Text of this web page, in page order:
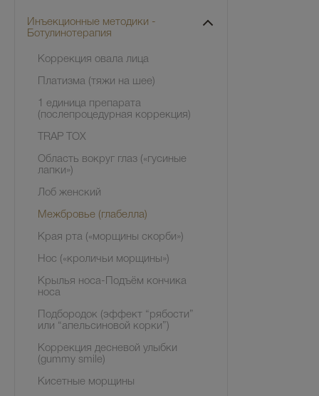
Инъекционные методики -
Ботулинотерапия
Коррекция овала лица
Платизма (тяжи на шее)
1 единица препарата
(послепроцедурная коррекция)
TRAP TOX
Область вокруг глаз («гусиные
лапки»)
Лоб женский
Межбровье (глабелла)
Края рта («морщины скорби»)
Нос («кроличьи морщины»)
Крылья носа-Подъём кончика
носа
Подбородок (эффект “рябости”
или “апельсиновой корки”)
Коррекция десневой улыбки
(gummy smile)
Кисетные морщины